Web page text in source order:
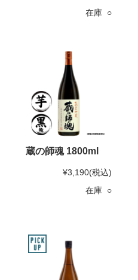
在庫 ○
蔵の師魂 1800ml
¥3,190(税込)
在庫 ○